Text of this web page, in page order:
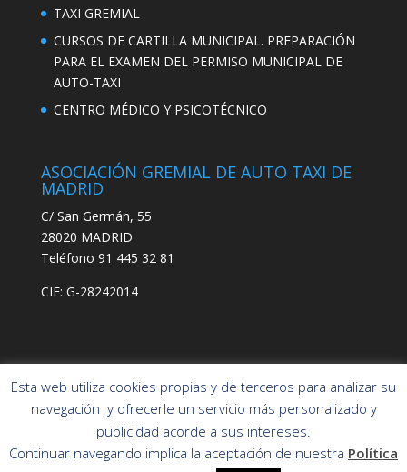
TAXI GREMIAL
CURSOS DE CARTILLA MUNICIPAL. PREPARACIÓN
PARA EL EXAMEN DEL PERMISO MUNICIPAL DE
AUTO-TAXI
CENTRO MÉDICO Y PSICOTÉCNICO
ASOCIACIÓN GREMIAL DE AUTO TAXI DE
MADRID
C/ San Germán, 55
28020 MADRID
Teléfono 91 445 32 81
CIF: G-28242014
Asociación Gremial
Auto-Taxi de
POLÍTICA DE PRIVACIDAD
POLÍTICA DE COOKIES
AVISO
Esta web utiliza cookies propias y de terceros para analizar su
navegación y ofrecerle un servicio más personalizado y
publicidad acorde a sus intereses.
Continuar navegando implica la aceptación de nuestra Política